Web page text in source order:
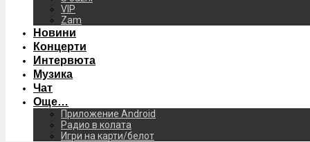
VIP
Zam
Новини
Концерти
Интервюта
Музика
Чат
Още…
Приложение Android
Радио в колата
Игри на карти/белот